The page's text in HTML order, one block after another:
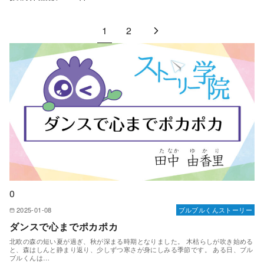
1 2
0
2025-01-08 ブルブルくんストーリー
ダンスで心までポカポカ
北欧の森の短い夏が過ぎ、秋が深まる時期となりました。 木枯らしが吹き始める
と、森はしんと静まり返り、少しずつ寒さが身にしみる季節です。 ある日、ブル
ブルくんは…